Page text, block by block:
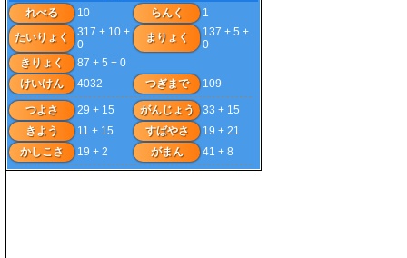
れべる
10 らんく
1
たいりょく
317 + 10 +
0
まりょく
137 + 5 +
0
きりょく
87 + 5 + 0
けいけん
4032 つぎまで 109
つよさ 29 + 15 がんじょう
33 + 15
きよう
11 + 15 すばやさ
19 + 21
かしこさ
19 + 2 がまん 41 + 8